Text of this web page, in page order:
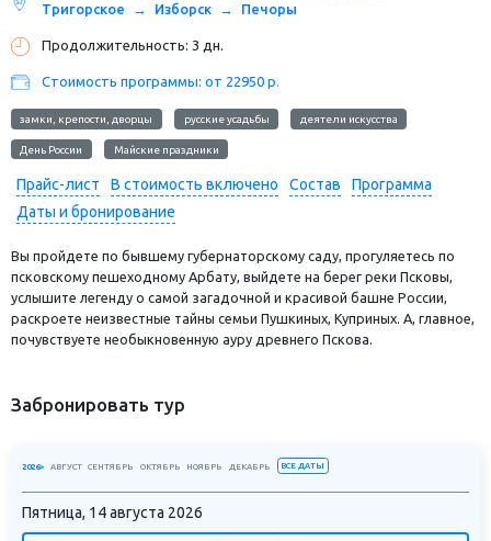
Тригорское
Изборск Печоры
Продолжительность: 3 дн.
Стоимость программы: от 22950 р.
замки, крепости, дворцы русские усадьбы деятели искусства
День России Майские праздники
Прайс-лист В стоимость включено Состав
Программа
Даты и бронирование
Вы пройдете по бывшему губернаторскому саду, прогуляетесь по
псковскому пешеходному Арбату, выйдете на берег реки Псковы,
услышите легенду о самой загадочной и красивой башне России,
раскроете неизвестные тайны семьи Пушкиных, Куприных. А, главное,
почувствуете необыкновенную ауру древнего Пскова.
Забронировать тур
2026> АВГУСТ СЕНТЯБРЬ ОКТЯБРЬ НОЯБРЬ ДЕКАБРЬ ВСЕ ДАТЫ
Пятница, 14 августа 2026